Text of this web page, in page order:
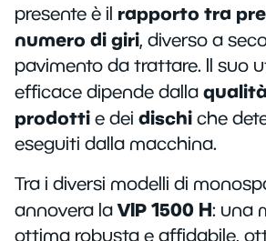
presente è il rapporto tra
numero di giri, diverso a
pavimento da trattare. Il suo
efficace dipende dalla
prodotti e dei dischi che
eseguiti dalla macchina.
Tra i diversi modelli di
annovera laVIP 1500 H: una
ottima robusta e affidabile,